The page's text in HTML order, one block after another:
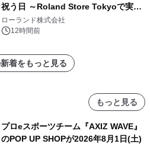
祝う日 ～Roland Store Tokyoで実機
を展示しての 記念キャンペーンを開
催 英国ラジオ「NTS」の 特別プログ
アーティストを フィーチャーしたアニ
メーションを公開～
ローランド株式会社
12時間前
着をもっと見る
もっと見る
プロeスポーツチーム『AXIZ WAVE』
のPOP UP SHOPが2026年8月1日(土)